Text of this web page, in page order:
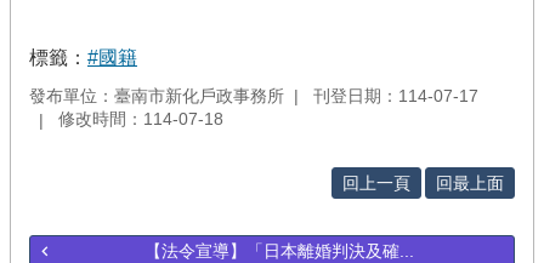
標籤： #國籍
發布單位：臺南市新化戶政事務所
刊登日期：114-07-17
修改時間：114-07-18
回上一頁 回最上面
【法令宣導】「日本離婚判決及確...